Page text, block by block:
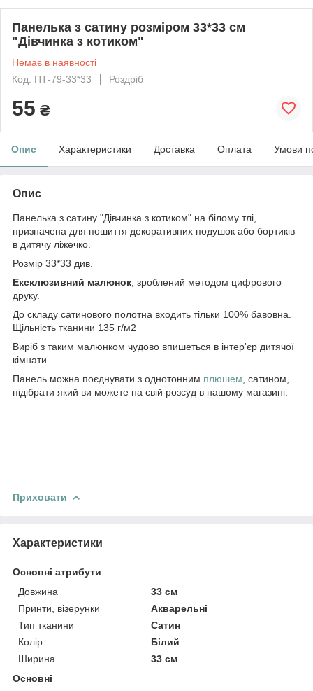
Панелька з сатину розміром 33*33 см
"Дівчинка з котиком"
Немає в наявності
Код: ПТ-79-33*33
Роздріб
55 ₴
Опис Характеристики Доставка Оплата Умови
Опис
Панелька з сатину "Дівчинка з котиком" на білому тлі,
призначена для пошиття декоративних подушок або бортиків
в дитячу ліжечко.
Розмір 33*33 див.
Ексклюзивний малюнок , зроблений методом цифрового
друку.
До складу сатинового полотна входить тільки 100% бавовна.
Щільність тканини 135 г/м2
Виріб з таким малюнком чудово впишеться в інтер'єр дитячої
кімнати.
Панель можна поєднувати з однотонним плюшем , сатином,
підібрати який ви можете на свій розсуд в нашому магазині.
Приховати
Характеристики
Основні атрибути
Довжина
33 см
Принти, візерунки
Акварельні
Тип тканини
Сатин
Колір
Білий
Ширина
33 см
Основні